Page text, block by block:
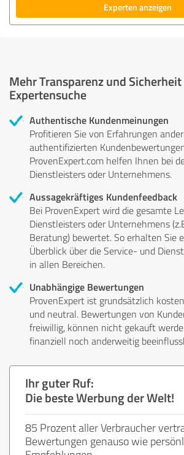
Experten anzeigen
Mehr Transparenz und
Expertensuche
Authentische Kundenmeinungen
Profitieren Sie von Erfahrungen
authentifizierten
ProvenExpert.com helfen Ihnen bei
Dienstleisters oder Unternehmens.
Aussagekräftiges Kundenfeedback
Bei ProvenExpert wird die gesamte
Dienstleisters oder Unternehmens
Beratung) bewertet. So erhalten Sie
Überblick über die Service- und
in allen Bereichen.
Unabhängige Bewertungen
ProvenExpert ist grundsätzlich
und neutral. Bewertungen von
freiwillig, können nicht gekauft
finanziell noch anderweitig
Ihr guter Ruf:
Die beste Werbung der Welt!
85 Prozent aller Verbraucher
Bewertungen genauso wie